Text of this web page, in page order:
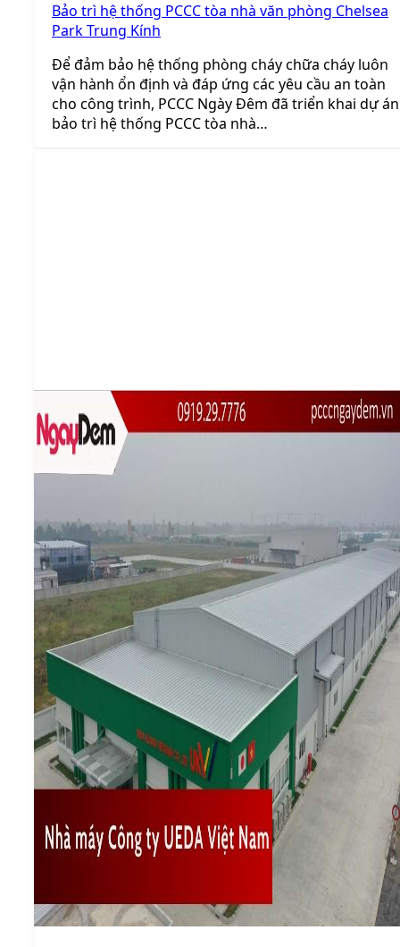
Bảo trì hệ thống PCCC tòa nhà văn phòng Chelsea
Park Trung Kính
Để đảm bảo hệ thống phòng cháy chữa cháy luôn
vận hành ổn định và đáp ứng các yêu cầu an toàn
cho công trình, PCCC Ngày Đêm đã triển khai dự án
bảo trì hệ thống PCCC tòa nhà…